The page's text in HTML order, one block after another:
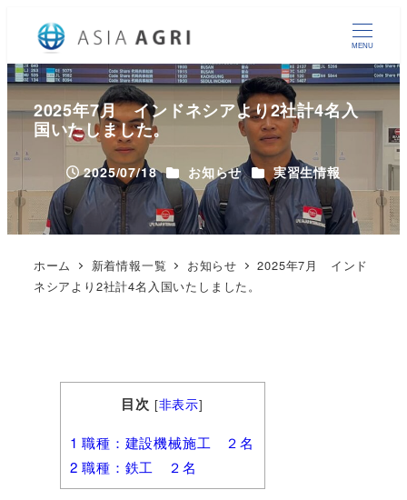
MENU
2025年7月 インドネシアより2社計4名入
国いたしました。
投稿日
2025/07/18 カテゴリー
お知らせ カテゴリー
実習生情報
ホーム 新着情報一覧 お知らせ
2025年7月 インド
ネシアより2社計4名入国いたしました。
目次 [非表示]
1 職種：建設機械施工 ２名
2 職種：鉄工 ２名